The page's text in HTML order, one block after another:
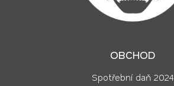
OBCHOD
Spotřební daň 2024